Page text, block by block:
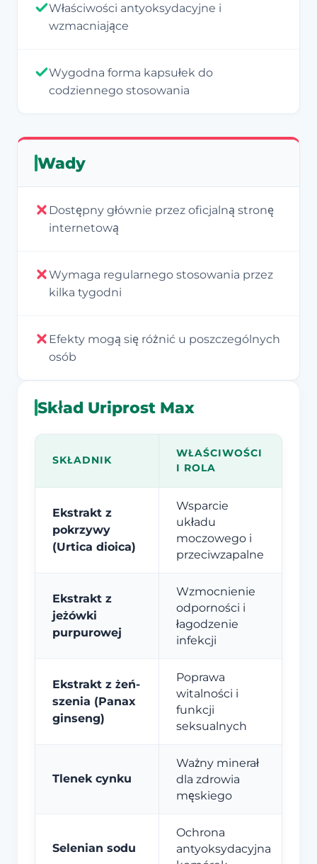
Właściwości antyoksydacyjne i
wzmacniające
Wygodna forma kapsułek do
codziennego stosowania
Wady
Dostępny głównie przez oficjalną stronę
internetową
Wymaga regularnego stosowania przez
kilka tygodni
Efekty mogą się różnić u poszczególnych
osób
Skład Uriprost Max
SKŁADNIK
WŁAŚCIWOŚCI
I ROLA
Ekstrakt z
pokrzywy
(Urtica dioica)
Wsparcie
układu
moczowego i
przeciwzapalne
Ekstrakt z
jeżówki
purpurowej
Wzmocnienie
odporności i
łagodzenie
infekcji
Ekstrakt z żeń-
szenia (Panax
ginseng)
Poprawa
witalności i
funkcji
seksualnych
Tlenek cynku
Ważny minerał
dla zdrowia
męskiego
Selenian sodu
Ochrona
antyoksydacyjna